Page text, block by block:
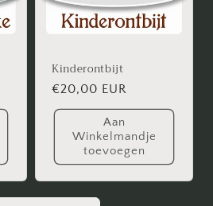
Kinderontbijt
Normale
prijs
€20,00 EUR
Aan
Winkelmandje
toevoegen